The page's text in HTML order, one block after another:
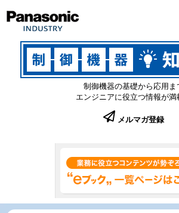
制御機器の基礎から応用ま
エンジニアに役立つ情報が満
メルマガ登録